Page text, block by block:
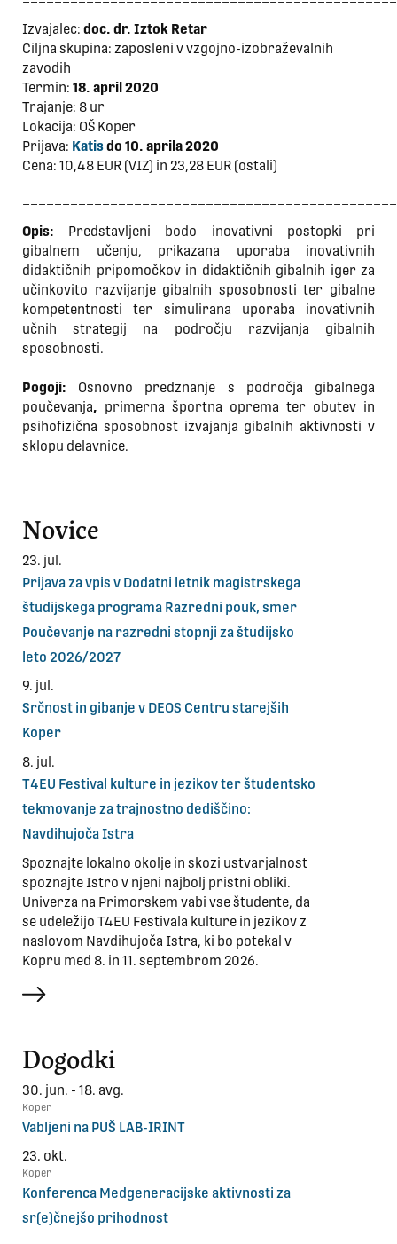
Izvajalec: doc. dr. Iztok Retar
Ciljna skupina: zaposleni v vzgojno-izobraževalnih
zavodih
Termin: 18. april 2020
Trajanje: 8 ur
Lokacija: OŠ Koper
Prijava: Katisdo 10. aprila 2020
Cena: 10,48 EUR (VIZ) in 23,28 EUR (ostali)
Opis: Predstavljeni bodo inovativni postopki pri
gibalnem učenju, prikazana uporaba inovativnih
didaktičnih pripomočkov in didaktičnih gibalnih iger za
učinkovito razvijanje gibalnih sposobnosti ter gibalne
kompetentnosti ter simulirana uporaba inovativnih
učnih strategij na področju razvijanja gibalnih
sposobnosti.
Pogoji: Osnovno predznanje s področja gibalnega
poučevanja, primerna športna oprema ter obutev in
psihofizična sposobnost izvajanja gibalnih aktivnosti v
sklopu delavnice.
Novice
23. jul.
Prijava za vpis v Dodatni letnik magistrskega
študijskega programa Razredni pouk, smer
Poučevanje na razredni stopnji za študijsko
leto 2026/2027
9. jul.
Srčnost in gibanje v DEOS Centru starejših
Koper
8. jul.
T4EU Festival kulture in jezikov ter študentsko
tekmovanje za trajnostno dediščino:
Navdihujoča Istra
Spoznajte lokalno okolje in skozi ustvarjalnost
spoznajte Istro v njeni najbolj pristni obliki.
Univerza na Primorskem vabi vse študente, da
se udeležijo T4EU Festivala kulture in jezikov z
naslovom Navdihujoča Istra, ki bo potekal v
Kopru med 8. in 11. septembrom 2026.
več
Dogodki
30. jun. - 18. avg.
Koper
Vabljeni na PUŠ LAB-IRINT
23. okt.
Koper
Konferenca Medgeneracijske aktivnosti za
sr(e)čnejšo prihodnost